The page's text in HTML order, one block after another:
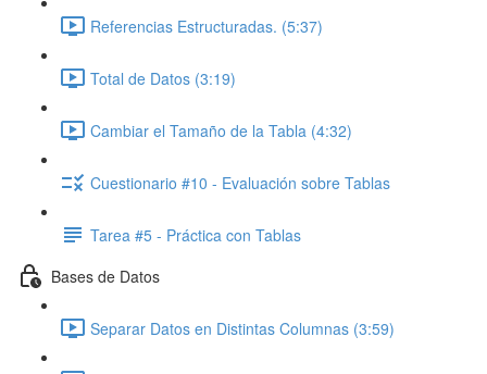
Referencias Estructuradas. (5:37)
Total de Datos (3:19)
Cambiar el Tamaño de la Tabla (4:32)
Cuestionario #10 - Evaluación sobre Tablas
Tarea #5 - Práctica con Tablas
Bases de Datos
Separar Datos en Distintas Columnas (3:59)